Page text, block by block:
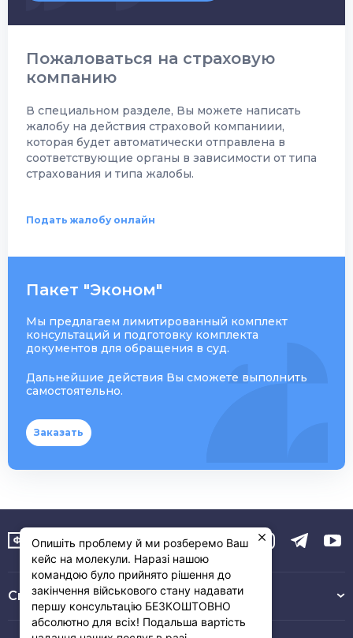
Пожаловаться на страховую
компанию
В специальном разделе, Вы можете написать
жалобу на действия страховой компаниии,
которая будет автоматически отправлена в
соответствующие органы в зависимости от типа
страхования и типа жалобы.
Подать жалобу онлайн
Пакет "Эконом"
Мы предлагаем лимитированный комплект
консультаций и подготовку комплекта
документов для обращения в суд.
Дальнейшие действия Вы сможете выполнить
самостоятельно.
Заказать
Связь с нами :
Опишіть проблему й ми розберемо Ваш
кейс на молекули. Наразі нашою
командою було прийнято рішення до
закінчення військового стану надавати
першу консультацію БЕЗКОШТОВНО
абсолютно для всіх! Подальша вартість